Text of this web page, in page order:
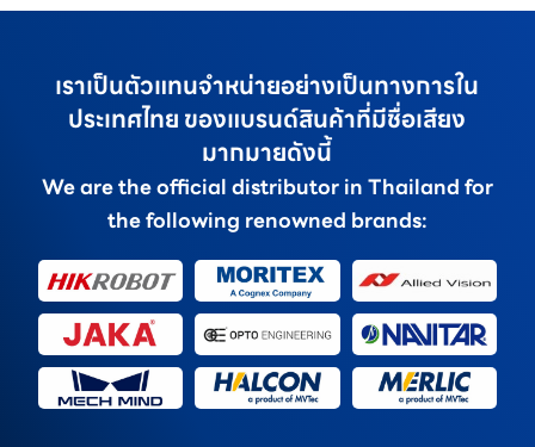
เราเป็นตัวแทนจำหน่ายอย่างเป็นทางการใน
ประเทศไทย ของแบรนด์สินค้าที่มีชื่อเสียง
มากมายดังนี้
We are the official distributor in Thailand for
the following renowned brands: